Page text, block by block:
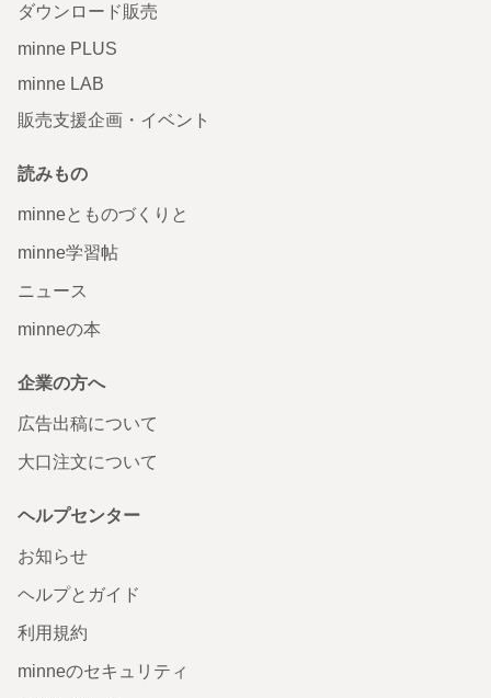
ダウンロード販売
minne PLUS
minne LAB
販売支援企画・イベント
読みもの
minneとものづくりと
minne学習帖
ニュース
minneの本
企業の方へ
広告出稿について
大口注文について
ヘルプセンター
お知らせ
ヘルプとガイド
利用規約
minneのセキュリティ